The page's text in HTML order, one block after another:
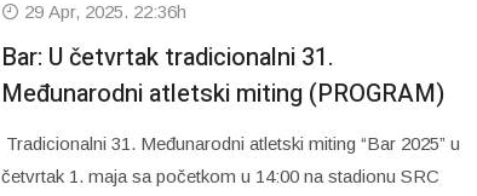
29 Apr, 2025. 22:36h
Bar: U četvrtak tradicionalni 31.
Međunarodni atletski miting (PROGRAM)
Tradicionalni 31. Međunarodni atletski miting “Bar 2025” u
četvrtak 1. maja sa početkom u 14:00 na stadionu SRC